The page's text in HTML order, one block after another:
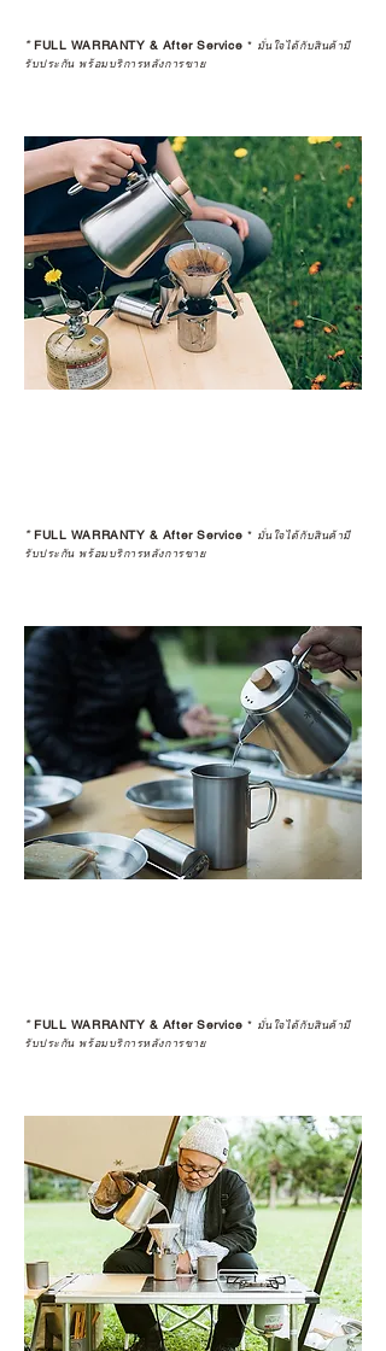
*FULL WARRANTY & After Service * มั่นใจได้กับสินค้ามี
รับประกัน พร้อมบริการหลังการขาย
*FULL WARRANTY & After Service * มั่นใจได้กับสินค้ามี
รับประกัน พร้อมบริการหลังการขาย
*FULL WARRANTY & After Service * มั่นใจได้กับสินค้ามี
รับประกัน พร้อมบริการหลังการขาย